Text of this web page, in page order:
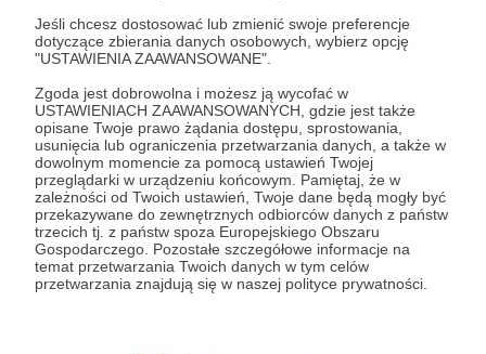
Jeśli chcesz dostosować lub zmienić swoje preferencje
dotyczące zbierania danych osobowych, wybierz opcję
"USTAWIENIA ZAAWANSOWANE".
Zgoda jest dobrowolna i możesz ją wycofać w
USTAWIENIACH ZAAWANSOWANYCH, gdzie jest także
opisane Twoje prawo żądania dostępu, sprostowania,
usunięcia lub ograniczenia przetwarzania danych, a także w
dowolnym momencie za pomocą ustawień Twojej
przeglądarki w urządzeniu końcowym. Pamiętaj, że w
zależności od Twoich ustawień, Twoje dane będą mogły być
przekazywane do zewnętrznych odbiorców danych z państw
trzecich tj. z państw spoza Europejskiego Obszaru
Gospodarczego. Pozostałe szczegółowe informacje na
temat przetwarzania Twoich danych w tym celów
przetwarzania znajdują się w naszej polityce prywatności.
Patroni: 10
100 zł miesięcznie
Bardzo mi pomagasz, dzięki!
Mam nadzieję, że moje pieśni będą pomagać Ci w
spotkaniu z naszym Ojcem!
Pamiętam o Tobie w modlitwie 🥹